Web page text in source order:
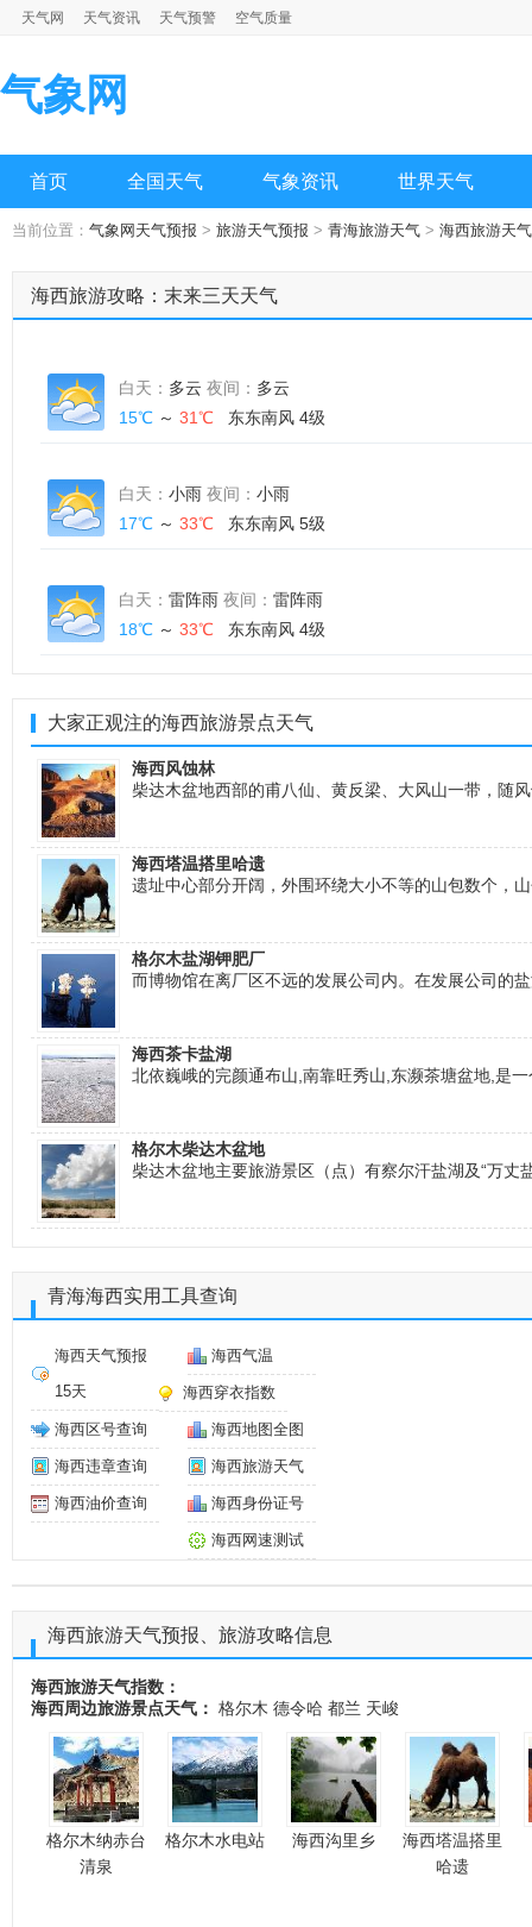
天气网 天气资讯 天气预警 空气质量
气象网
首页 全国天气 气象资讯 世界天气
当前位置： 气象网天气预报 > 旅游天气预报 > 青海旅游天气 > 海西旅游天气
海西旅游攻略：末来三天天气
白天： 多云 夜间： 多云
15℃ ～ 31℃ 东东南风 4级
白天： 小雨 夜间： 小雨
17℃ ～ 33℃ 东东南风 5级
白天： 雷阵雨 夜间： 雷阵雨
18℃ ～ 33℃ 东东南风 4级
大家正观注的海西旅游景点天气
海西风蚀林
柴达木盆地西部的甫八仙、黄反梁、大风山一带，随
海西塔温搭里哈遗
遗址中心部分开阔，外围环绕大小不等的山包数个，
格尔木盐湖钾肥厂
而博物馆在离厂区不远的发展公司内。在发展公司的
海西茶卡盐湖
北依巍峨的完颜通布山,南靠旺秀山,东濒茶塘盆地,是
格尔木柴达木盆地
柴达木盆地主要旅游景区（点）有察尔汗盐湖及“万丈
青海海西实用工具查询
海西天气预报
15天
海西气温
海西穿衣指数
海西地图全图
海西区号查询
海西旅游天气
海西违章查询
海西身份证号
海西油价查询
海西网速测试
海西旅游天气预报、旅游攻略信息
海西旅游天气指数：
海西周边旅游景点天气： 格尔木 德令哈 都兰 天峻
格尔木纳赤台
清泉
格尔木水电站 海西沟里乡
海西塔温搭里
哈遗